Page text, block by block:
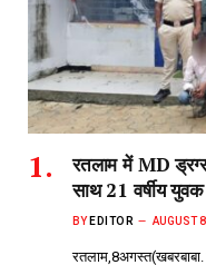
रतलाम में MD
साथ 21 वर्षीय युवक
BY EDITOR AUGUST